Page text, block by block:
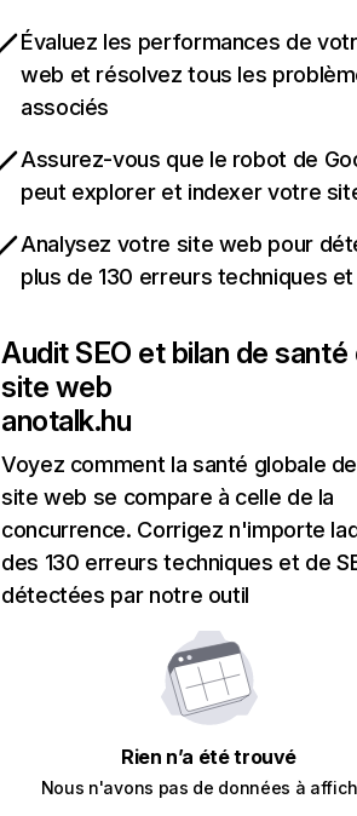
Évaluez les performances de
web et résolvez tous les
associés
Assurez-vous que le robot de
peut explorer et indexer votre
Analysez votre site web pour
plus de 130 erreurs techniques et
Audit SEO et bilan de santé
site web
anotalk.hu
Voyez comment la santé globale
site web se compare à celle de la
concurrence. Corrigez n'importe
des 130 erreurs techniques et de
détectées par notre outil
Rien n’a été trouvé
Nous n'avons pas de données à